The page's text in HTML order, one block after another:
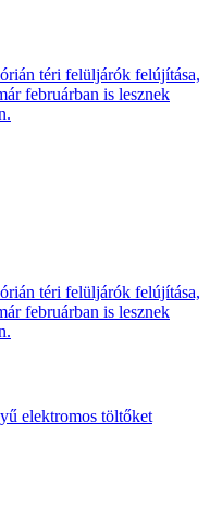
téri felüljárók felújítása,
februárban is lesznek
téri felüljárók felújítása,
februárban is lesznek
elektromos töltőket